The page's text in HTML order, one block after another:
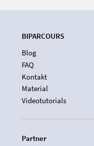
BIPARCOURS
Blog
FAQ
Kontakt
Material
Videotutorials
Partner